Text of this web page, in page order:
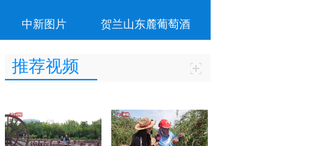
中新图片 贺兰山东麓葡萄酒
推荐视频